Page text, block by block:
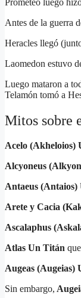
Antes de la guerra
Heracles llegó
Laomedon estuvo
Luego mataron a
Telamón tomó a
Mitos sobre
Acelo (Akheloios)
Alcyoneus
Antaeus (Antaios)
Arete y Cacia
Ascalaphus
Atlas Un Titán
Augeas (Augeias)
Sin embargo,